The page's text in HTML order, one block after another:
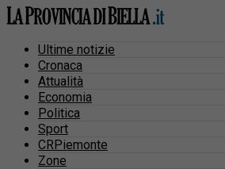
Ultime notizie
Cronaca
Attualità
Economia
Politica
Sport
CRPiemonte
Zone